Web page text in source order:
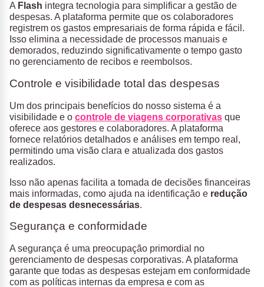
A Flash integra tecnologia para simplificar a gestão de
despesas. A plataforma permite que os colaboradores
registrem os gastos empresariais de forma rápida e fácil.
Isso elimina a necessidade de processos manuais e
demorados, reduzindo significativamente o tempo gasto
no gerenciamento de recibos e reembolsos.
Controle e visibilidade total das despesas
Um dos principais benefícios do nosso sistema é a
visibilidade e o controle de viagens corporativas que
oferece aos gestores e colaboradores. A plataforma
fornece relatórios detalhados e análises em tempo real,
permitindo uma visão clara e atualizada dos gastos
realizados.
Isso não apenas facilita a tomada de decisões financeiras
mais informadas, como ajuda na identificação e redução
de despesas desnecessárias.
Segurança e conformidade
A segurança é uma preocupação primordial no
gerenciamento de despesas corporativas. A plataforma
garante que todas as despesas estejam em conformidade
com as políticas internas da empresa e com as